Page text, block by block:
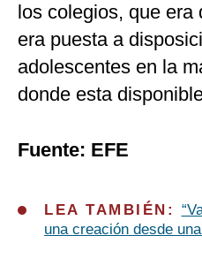
los colegios, que era
era puesta a
adolescentes en la
donde esta
Fuente: EFE
LEA TAMBIÉN:
una creación desde